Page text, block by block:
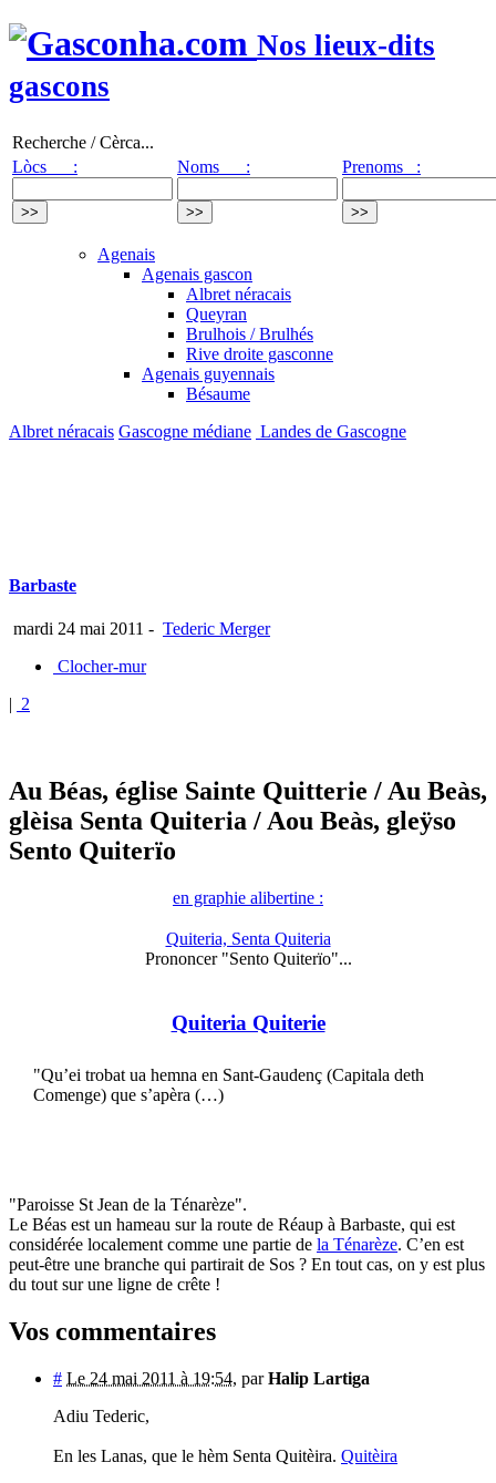
Nos lieux-dits
gascons
Recherche / Cèrca...
Lòcs :
Noms : Prenoms :
Agenais
Agenais gascon
Albret néracais
Queyran
Brulhois / Brulhés
Rive droite gasconne
Agenais guyennais
Bésaume
Albret néracais Gascogne médiane Landes de Gascogne
Barbaste
mardi 24 mai 2011 - Tederic Merger
Clocher-mur
| 2
Au Béas, église Sainte Quitterie / Au Beàs,
glèisa Senta Quiteria / Aou Beàs, gleÿso
Sento Quiterïo
en graphie alibertine :
Quiteria, Senta Quiteria
Prononcer "Sento Quiterïo"...
Quiteria Quiterie
"Qu’ei trobat ua hemna en Sant-Gaudenç (Capitala deth
Comenge) que s’apèra (…)
"Paroisse St Jean de la Ténarèze".
Le Béas est un hameau sur la route de Réaup à Barbaste, qui est
considérée localement comme une partie de la Ténarèze. C’en est
peut-être une branche qui partirait de Sos ? En tout cas, on y est plus
du tout sur une ligne de crête !
Vos commentaires
# Le 24 mai 2011 à 19:54, parHalip Lartiga
Adiu Tederic,
En les Lanas, que le hèm Senta Quitèira. Quitèira